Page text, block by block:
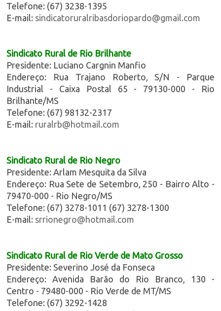
Telefone: (67) 3238-1395
E-mail: sindicatoruralribasdoriopardo@gmail.com
Sindicato Rural de Rio Brilhante
Presidente: Luciano Cargnin Manfio
Endereço: Rua Trajano Roberto, S/N - Parque
Industrial - Caixa Postal 65 - 79130-000 - Rio
Brilhante/MS
Telefone: (67) 98132-2317
E-mail: ruralrb@hotmail.com
Sindicato Rural de Rio Negro
Presidente: Arlam Mesquita da Silva
Endereço: Rua Sete de Setembro, 250 - Bairro Alto -
79470-000 - Rio Negro/MS
Telefone: (67) 3278-1011 (67) 3278-1300
E-mail: srrionegro@hotmail.com
Sindicato Rural de Rio Verde de Mato Grosso
Presidente: Severino José da Fonseca
Endereço: Avenida Barão do Rio Branco, 130 -
Centro - 79480-000 - Rio Verde de MT/MS
Telefone: (67) 3292-1428